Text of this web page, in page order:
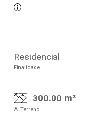
Residencial
Finalidade
300.00 m²
A. Terreno